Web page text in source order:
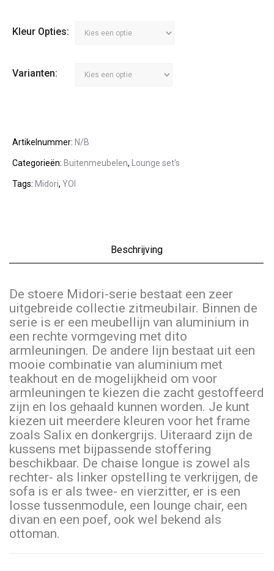
Kleur Opties:
Varianten:
Artikelnummer: N/B
Categorieën: Buitenmeubelen, Lounge set's
Tags: Midori, YOI
Beschrijving
De stoere Midori-serie bestaat een zeer
uitgebreide collectie zitmeubilair. Binnen de
serie is er een meubellijn van aluminium in
een rechte vormgeving met dito
armleuningen. De andere lijn bestaat uit een
mooie combinatie van aluminium met
teakhout en de mogelijkheid om voor
armleuningen te kiezen die zacht gestoffeerd
zijn en los gehaald kunnen worden. Je kunt
kiezen uit meerdere kleuren voor het frame
zoals Salix en donkergrijs. Uiteraard zijn de
kussens met bijpassende stoffering
beschikbaar. De chaise longue is zowel als
rechter- als linker opstelling te verkrijgen, de
sofa is er als twee- en vierzitter, er is een
losse tussenmodule, een lounge chair, een
divan en een poef, ook wel bekend als
ottoman.